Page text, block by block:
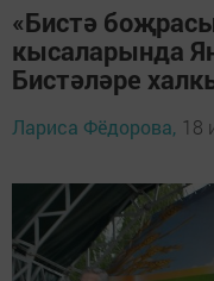
«Бистә
кысаларында
Бистәләре
Лариса Фёдорова, 18